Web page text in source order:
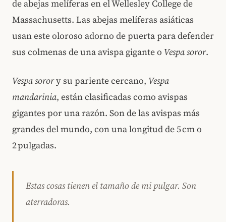
de abejas melíferas en el Wellesley College de
Massachusetts. Las abejas melíferas asiáticas
usan este oloroso adorno de puerta para defender
sus colmenas de una avispa gigante o Vespa soror.
Vespa sorory su pariente cercano, Vespa
mandarinia, están clasificadas como avispas
gigantes por una razón. Son de las avispas más
grandes del mundo, con una longitud de 5 cm o
2 pulgadas.
Estas cosas tienen el tamaño de mi pulgar. Son
aterradoras.